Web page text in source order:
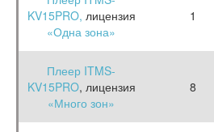
KV15PRO, лицензия
«Одна зона»
1
Плеер ITMS-
KV15PRO, лицензия
«Много зон»
8